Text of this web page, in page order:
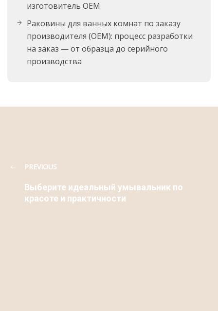
изготовитель OEM
Раковины для ванных комнат по заказу
производителя (OEM): процесс разработки
на заказ — от образца до серийного
производства
PREVIOUS
Выберите идеальный умывальник по
красоте и практичности